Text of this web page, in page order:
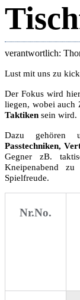
verantwortlich:
Lust mit uns zu
Der Fokus wird
liegen, wobei auch
Taktiken sein wird.
Dazu gehören
Passtechniken,
Gegner zB.
Kneipenabend
Spielfreude.
Nr.No.